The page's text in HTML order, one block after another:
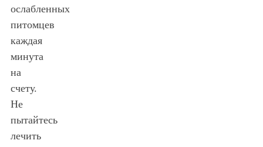
ослабленных
питомцев
каждая
минута
на
счету.
Не
пытайтесь
лечить